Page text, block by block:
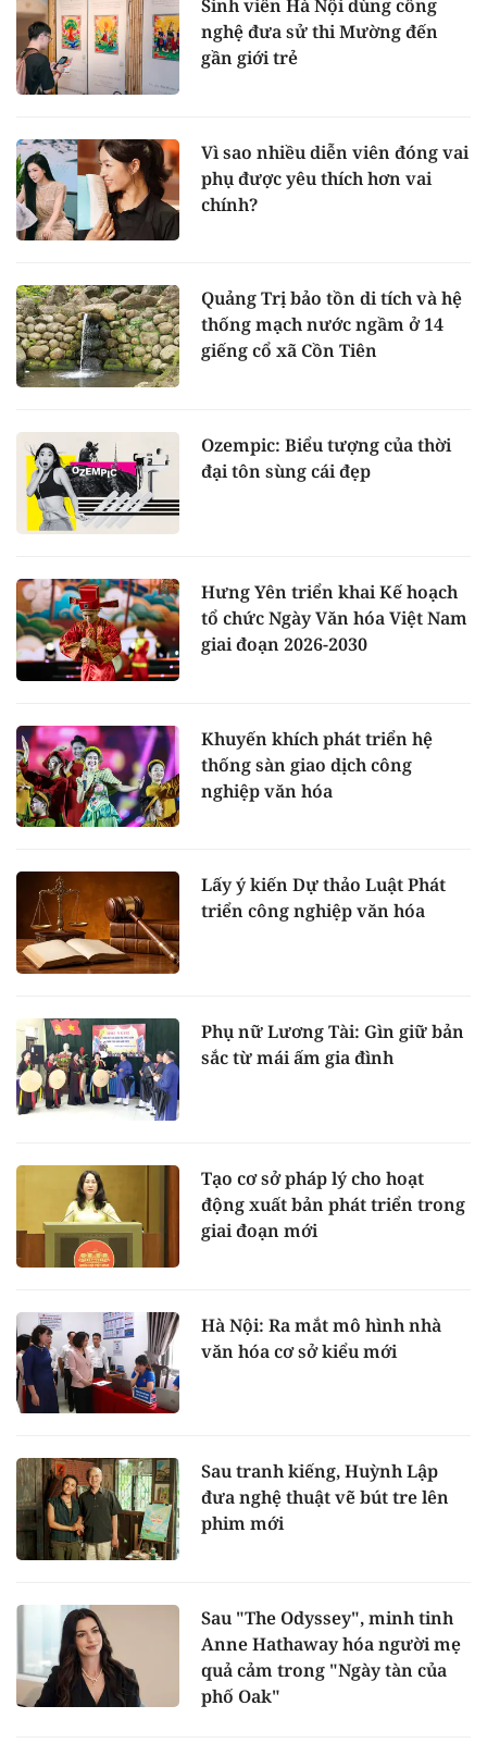
Sinh viên Hà Nội dùng công
nghệ đưa sử thi Mường đến
gần giới trẻ
Vì sao nhiều diễn viên đóng vai
phụ được yêu thích hơn vai
chính?
Quảng Trị bảo tồn di tích và hệ
thống mạch nước ngầm ở 14
giếng cổ xã Cồn Tiên
Ozempic: Biểu tượng của thời
đại tôn sùng cái đẹp
Hưng Yên triển khai Kế hoạch
tổ chức Ngày Văn hóa Việt Nam
giai đoạn 2026-2030
Khuyến khích phát triển hệ
thống sàn giao dịch công
nghiệp văn hóa
Lấy ý kiến Dự thảo Luật Phát
triển công nghiệp văn hóa
Phụ nữ Lương Tài: Gìn giữ bản
sắc từ mái ấm gia đình
Tạo cơ sở pháp lý cho hoạt
động xuất bản phát triển trong
giai đoạn mới
Hà Nội: Ra mắt mô hình nhà
văn hóa cơ sở kiểu mới
Sau tranh kiếng, Huỳnh Lập
đưa nghệ thuật vẽ bút tre lên
phim mới
Sau "The Odyssey", minh tinh
Anne Hathaway hóa người mẹ
quả cảm trong "Ngày tàn của
phố Oak"